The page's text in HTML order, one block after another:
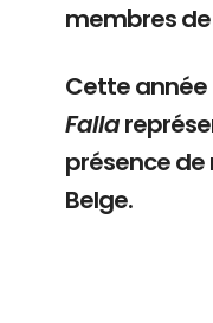
membres
Cette
Falla
présence de
Belge.